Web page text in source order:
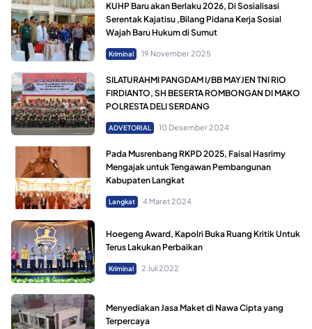
KUHP Baru akan Berlaku 2026, Di Sosialisasi
Serentak Kajatisu ,Bilang Pidana Kerja Sosial
Wajah Baru Hukum di Sumut
Kriminal 19 November 2025
SILATURAHMI PANGDAM I/BB MAYJEN TNI RIO
FIRDIANTO, SH BESERTA ROMBONGAN DI MAKO
POLRESTA DELI SERDANG
ADVETORIAL 10 Desember 2024
Pada Musrenbang RKPD 2025, Faisal Hasrimy
Mengajak untuk Tengawan Pembangunan
Kabupaten Langkat
Langkat 4 Maret 2024
Hoegeng Award, Kapolri Buka Ruang Kritik Untuk
Terus Lakukan Perbaikan
Kriminal 2 Juli 2022
Menyediakan Jasa Maket di Nawa Cipta yang
Terpercaya